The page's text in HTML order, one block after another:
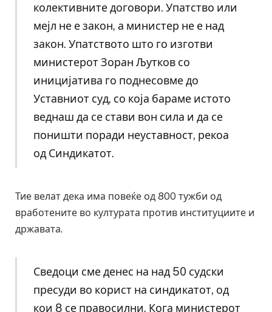
колективните договори. Упатство или
мејл не е закон, а министер не е над
закон. Упатството што го изготви
министерот Зоран Љутков со
иницијатива го поднесовме до
Уставниот суд, со која бараме истото
веднаш да се стави вон сила и да се
поништи поради неуставност, рекоа
од Синдикатот.
Тие велат дека има повеќе од 800 тужби од
вработените во културата против институциите и
државата.
Сведоци сме денес на над 50 судски
пресуди во корист на синдикатот, од
кои 8 се правосилни. Кога министерот